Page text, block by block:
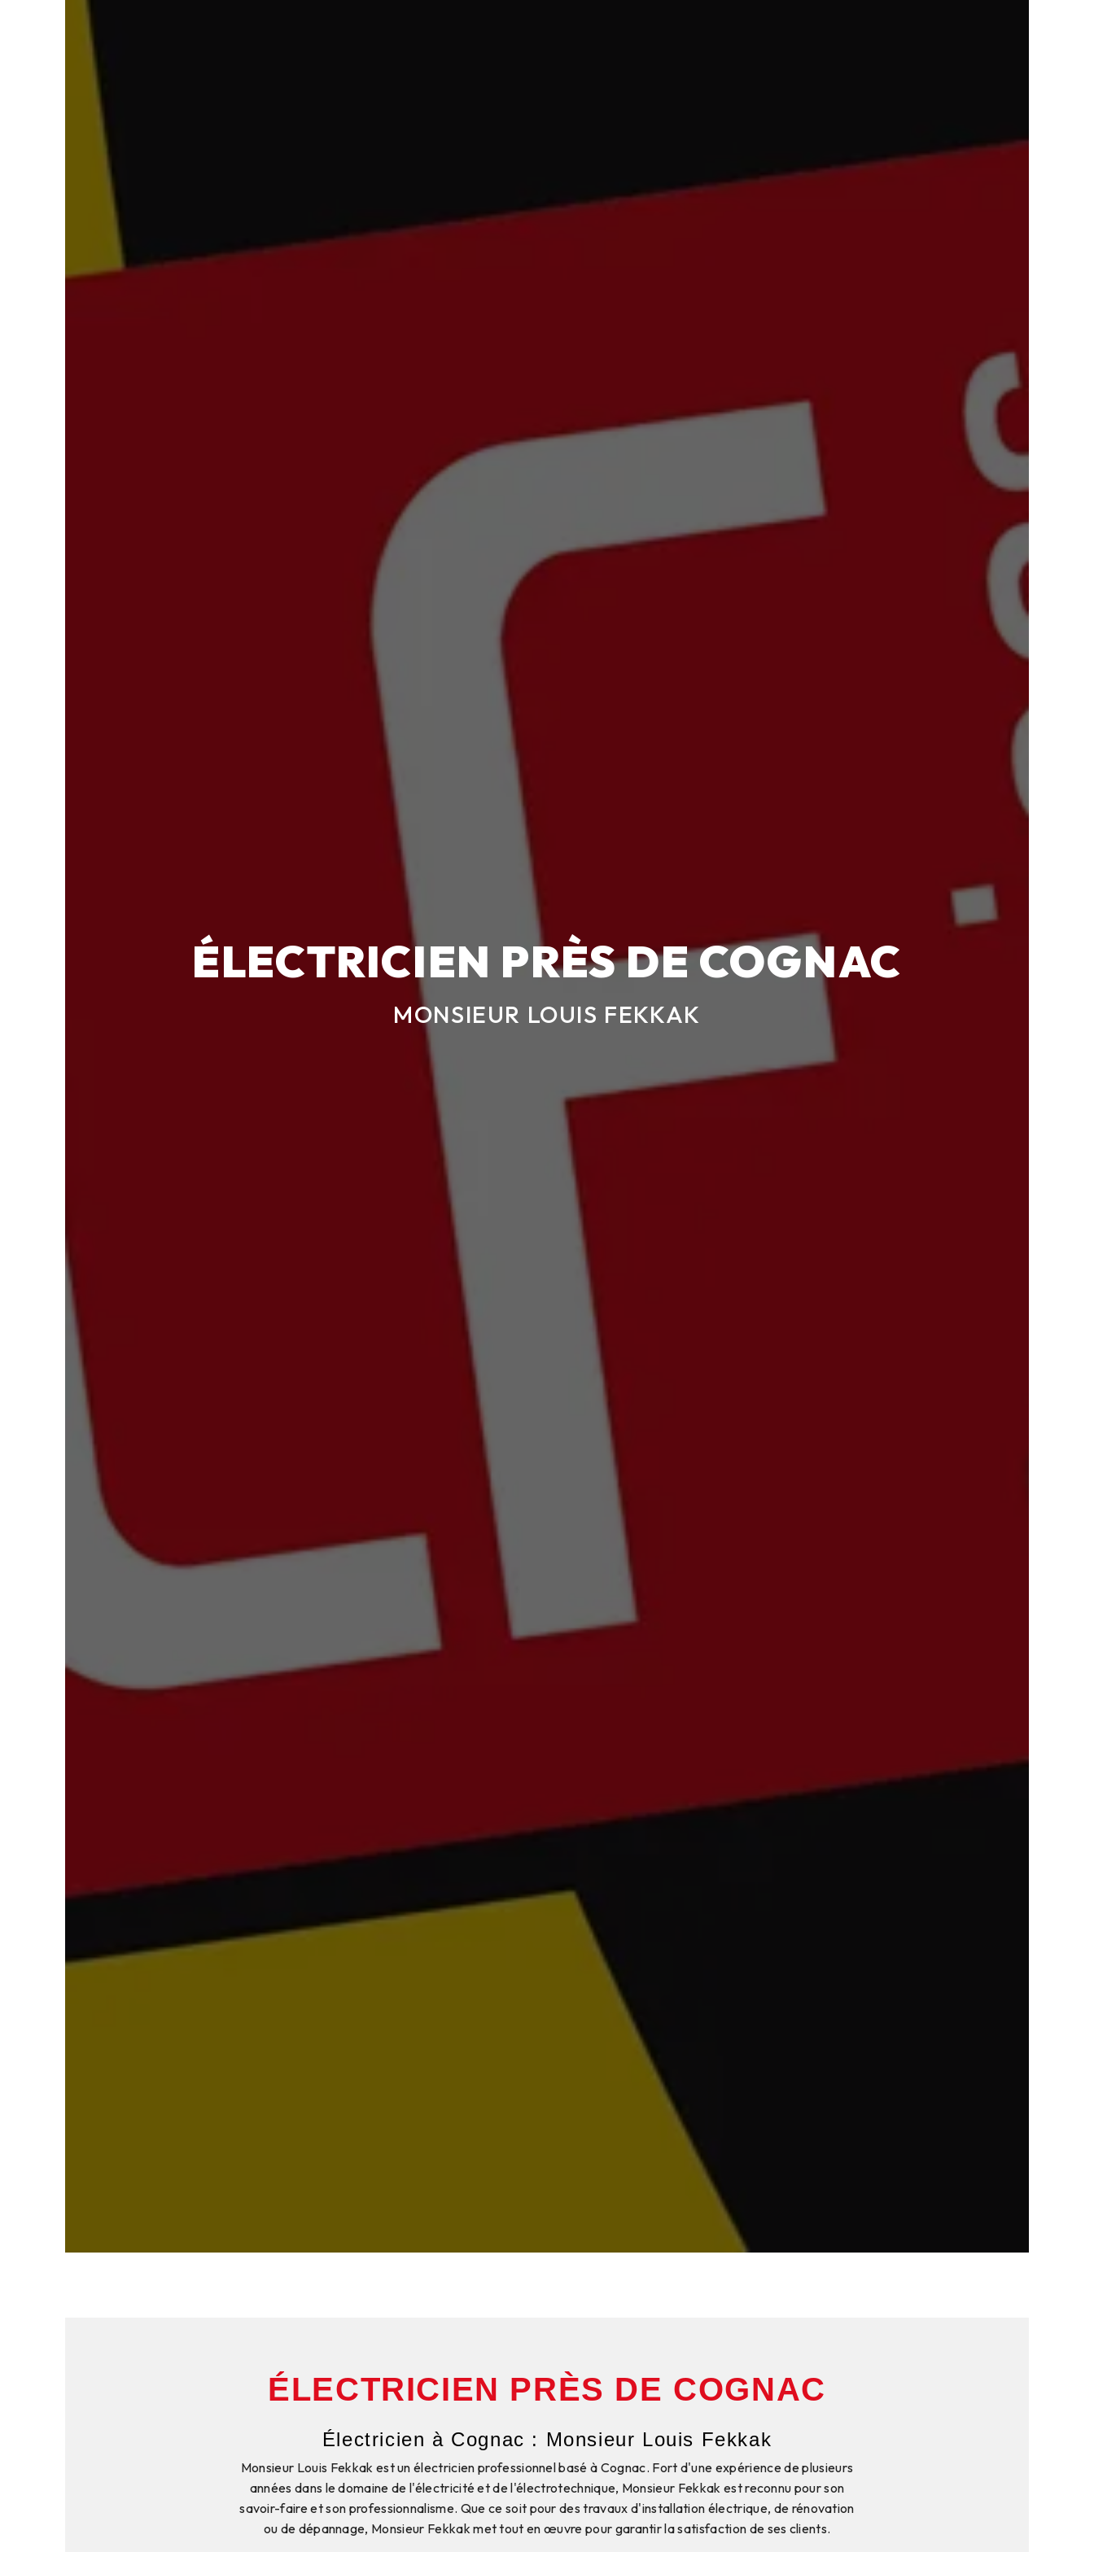
ÉLECTRICIEN PRÈS DE COGNAC
MONSIEUR LOUIS FEKKAK
ÉLECTRICIEN PRÈS DE COGNAC
Électricien à Cognac : Monsieur Louis Fekkak
Monsieur Louis Fekkak est un électricien professionnel basé à Cognac. Fort d'une expérience de plusieurs
années dans le domaine de l'électricité et de l'électrotechnique, Monsieur Fekkak est reconnu pour son
savoir-faire et son professionnalisme. Que ce soit pour des travaux d'installation électrique, de rénovation
ou de dépannage, Monsieur Fekkak met tout en œuvre pour garantir la satisfaction de ses clients.